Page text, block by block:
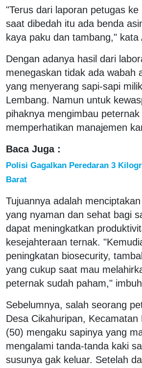
"Terus dari laporan petugas ke
saat dibedah itu ada benda
kaya paku dan tambang," kata
Dengan adanya hasil dari
menegaskan tidak ada wabah
yang menyerang sapi-sapi
Lembang. Namun untuk
pihaknya mengimbau
memperhatikan manajemen
Baca Juga :
Polisi Gagalkan Peredaran 3
Barat
Tujuannya adalah
yang nyaman dan sehat bagi
dapat meningkatkan
kesejahteraan ternak.
peningkatan biosecurity,
yang cukup saat mau
peternak sudah paham,"
Sebelumnya, salah seorang
Desa Cikahuripan,
(50) mengaku sapinya yang
mengalami tanda-tanda kaki
susunya gak keluar. Setelah